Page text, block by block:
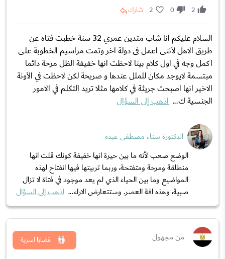
2
0
2 شارك
السلام عليكم انا شاب متدين عمري 32 سنة خطبت فتاه عن
طريق الاهل لأننى اعمل فى دولة اخر وتمت مراسيم الخطوبة على
اكمل وجه في اول كلام بينا لاحظت انها خفيفة الظل مرحة دائما
مبتسمة لايوجد مكان للملل عندها و صريحة لكن لاحظت في الأونة
الاخير انها اصبحت جريئة في كلامها مثلا تريد التكلم في الامور
الجنسية ك... اذهب إلى السؤال
الدكتورة سناء مصطفى عبده
الوضع صعب لأنه ما بين حيرة انها خفيفة كونك قلت انها
منطلقة ومرحة ومتفتحة، وربما تربيتها فيها انفتاح لهذه
المواضيع وما بين الحياء الذي لم يعد موجود في فتاة لا تزال
صبية، وهذه افة العصر. وستتعارض الاراء... اذهب إلى السؤال
من مجهول قضايا اسرية